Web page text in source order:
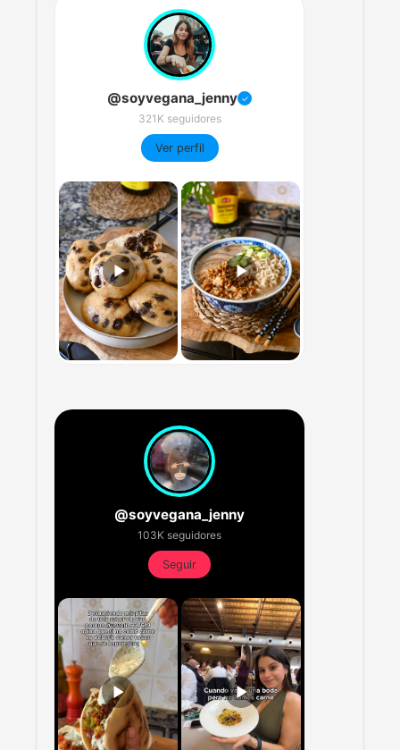
@soyvegana_jenny ✓
321K seguidores
Ver perfil
@soyvegana_jenny
103K seguidores
Seguir